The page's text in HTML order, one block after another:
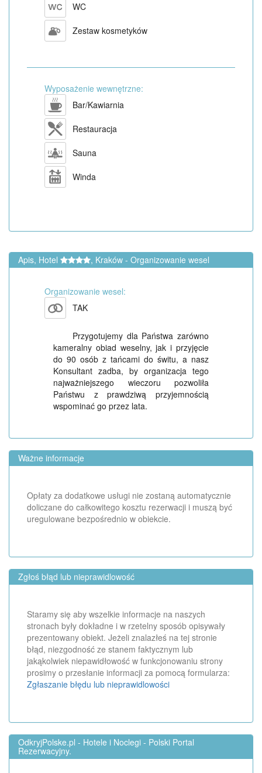
WC
Zestaw kosmetyków
Wyposażenie wewnętrzne:
Bar/Kawiarnia
Restauracja
Sauna
Winda
Apis, Hotel , Kraków - Organizowanie wesel
Organizowanie wesel:
TAK
Przygotujemy dla Państwa zarówno
kameralny obiad weselny, jak i przyjęcie
do 90 osób z tańcami do świtu, a nasz
Konsultant zadba, by organizacja tego
najważniejszego wieczoru pozwoliła
Państwu z prawdziwą przyjemnością
wspominać go przez lata.
Ważne informacje
Opłaty za dodatkowe usługi nie zostaną automatycznie
doliczane do całkowitego kosztu rezerwacji i muszą być
uregulowane bezpośrednio w obiekcie.
Zgłoś błąd lub nieprawidlowość
Staramy się aby wszelkie informacje na naszych
stronach były dokładne i w rzetelny sposób opisywały
prezentowany obiekt. Jeżeli znalazłeś na tej stronie
błąd, niezgodność ze stanem faktycznym lub
jakąkolwiek niepawidłowość w funkcjonowaniu strony
prosimy o przesłanie informacji za pomocą formularza:
Zgłaszanie błędu lub nieprawidlowości
OdkryjPolske.pl - Hotele i Noclegi - Polski Portal
Rezerwacyjny.